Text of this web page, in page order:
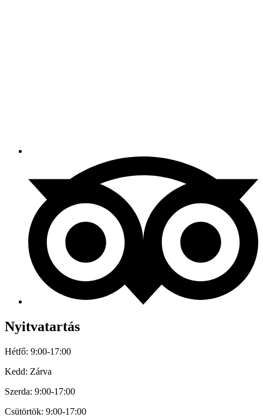
Nyitvatartás
Hétfő: 9:00-17:00
Kedd: Zárva
Szerda: 9:00-17:00
Csütörtök: 9:00-17:00